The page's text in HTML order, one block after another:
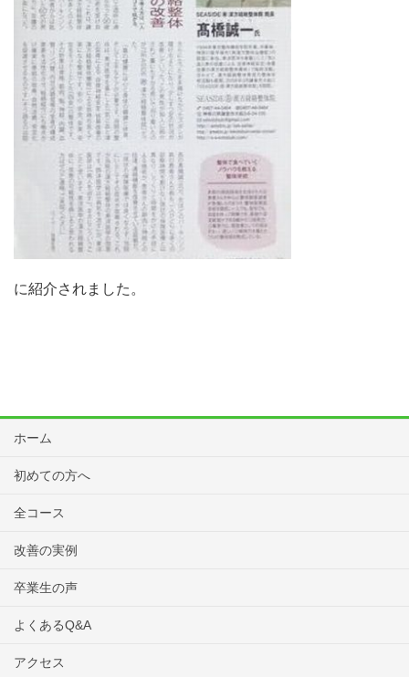
に紹介されました。
ホーム
初めての方へ
全コース
改善の実例
卒業生の声
よくあるQ&A
アクセス